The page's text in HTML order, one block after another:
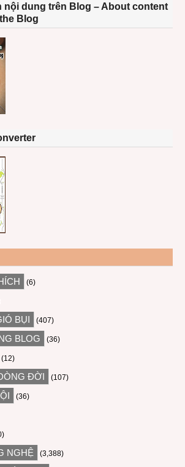
nội dung trên Blog – About content
Blog
(6)
BỤI (407)
BLOG (36)
(12)
ĐỜI (107)
(36)
NGHỆ (3,388)